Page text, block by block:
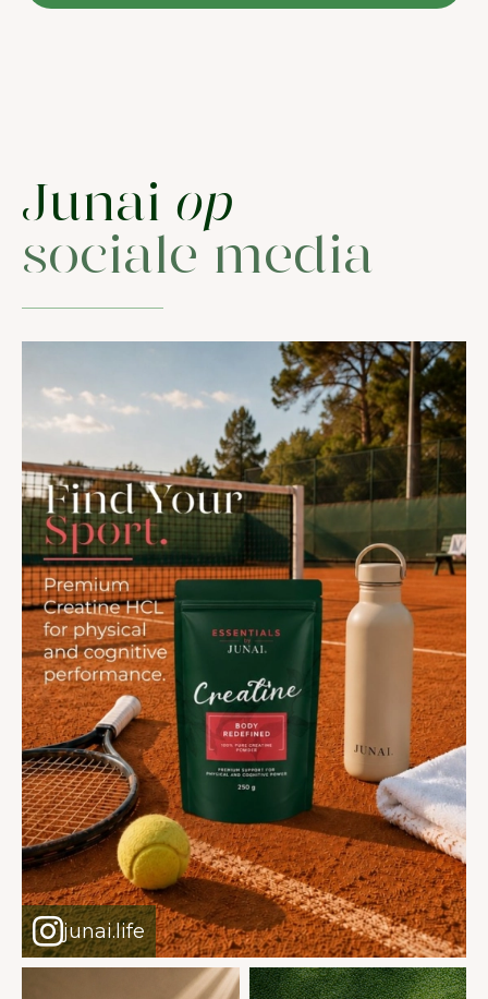
Junai op
sociale media
junai.life